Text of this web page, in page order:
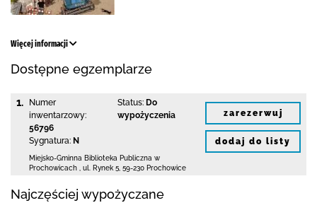
Więcej informacji
Dostępne egzemplarze
1.
Numer
inwentarzowy:
56796
Sygnatura: N
Status: Do
wypożyczenia
Miejsko-Gminna Biblioteka Publiczna w
Prochowicach
ul. Rynek 5 59-230 Prochowice
zarezerwuj
dodaj do listy
Najczęściej wypożyczane